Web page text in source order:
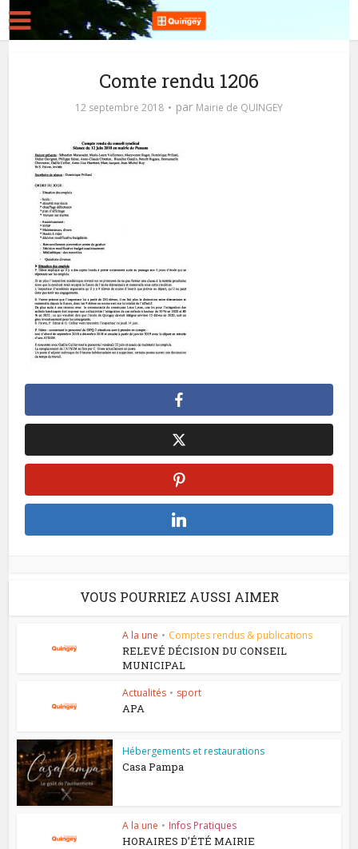
Comte rendu 1206
12 septembre 2018 par Mairie de QUINGEY
VOUS POURRIEZ AUSSI AIMER
A la une • Comptes rendus & publications
RELEVÉ DÉCISION DU CONSEIL
MUNICIPAL
Actualités • sport
APA
Hébergements et restaurations
Casa Pampa
A la une • Infos Pratiques
HORAIRES D’ÉTÉ MAIRIE